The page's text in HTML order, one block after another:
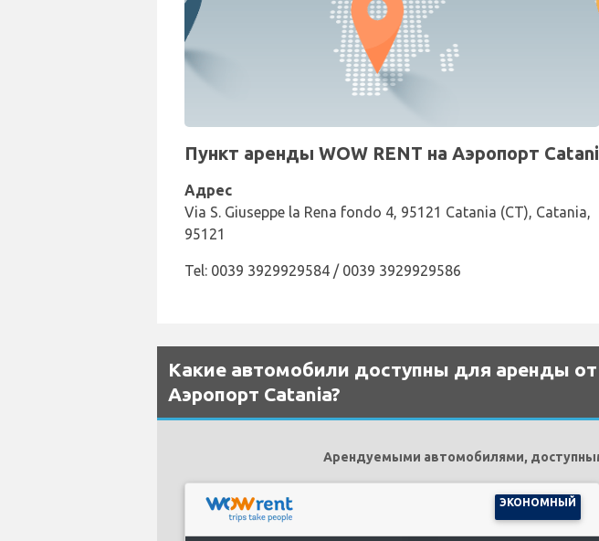
Пункт аренды WOW RENT на Аэропорт
Адрес
Via S. Giuseppe la Rena fondo 4, 95121 Catania (CT), Catania,
95121
Tel: 0039 3929929584 / 0039 3929929586
Какие автомобили доступны для аренды от
Аэропорт Catania?
Арендуемыми автомобилями,
ЭКОНОМНЫЙ